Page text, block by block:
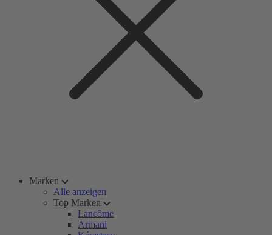
Marken
Alle anzeigen
Top Marken
Lancôme
Armani